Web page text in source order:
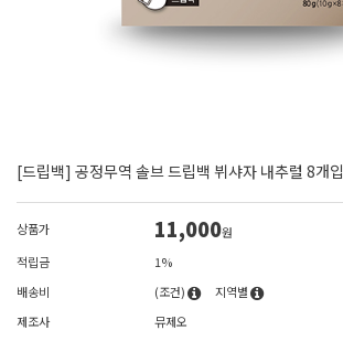
[드립백] 공정무역 솔브 드립백 뷔샤자 내추럴 8개입
상품가 11,000원
적립금
1%
배송비
(조건)
지역별
제조사
뮤제오